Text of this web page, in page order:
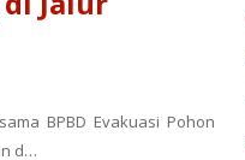
BPBD Evakuasi Pohon
d…